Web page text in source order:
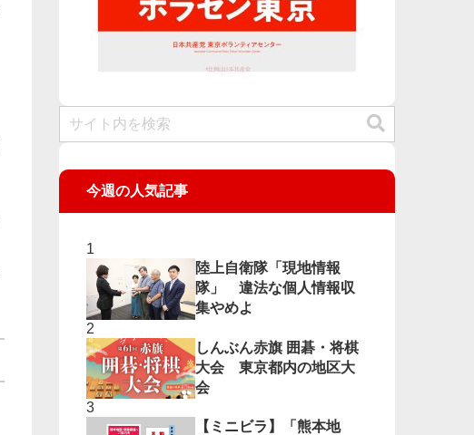
今週の人気記事
陸上自衛隊「現地情報
隊」 違法な個人情報収
集やめよ
しんぶん赤旗 囲碁・将棋
大会 東京都内の地区大
会
【ミニビラ】「熊本地